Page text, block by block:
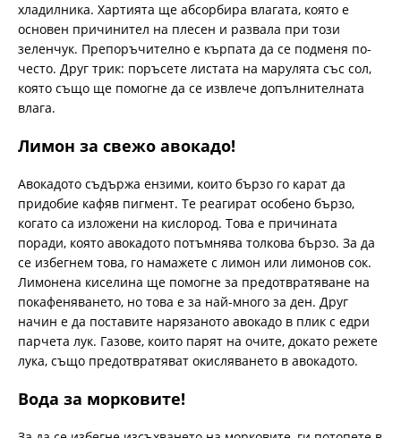
хладилника. Хартията ще абсорбира влагата, която е
основен причинител на плесен и развала при този
зеленчук. Препоръчително е кърпата да се подменя по-
често. Друг трик: поръсете листата на марулята със сол,
която също ще помогне да се извлече допълнителната
влага.
Лимон за свежо авокадо!
Авокадото съдържа ензими, които бързо го карат да
придобие кафяв пигмент. Те реагират особено бързо,
когато са изложени на кислород. Това е причината
поради, която авокадото потъмнява толкова бързо. За да
се избегнем това, го намажете с лимон или лимонов сок.
Лимонена киселина ще помогне за предотвратяване на
покафеняването, но това е за най-много за ден. Друг
начин е да поставите нарязаното авокадо в плик с едри
парчета лук. Газове, които парят на очите, докато режете
лука, също предотвратяват окисляването в авокадото.
Вода за морковите!